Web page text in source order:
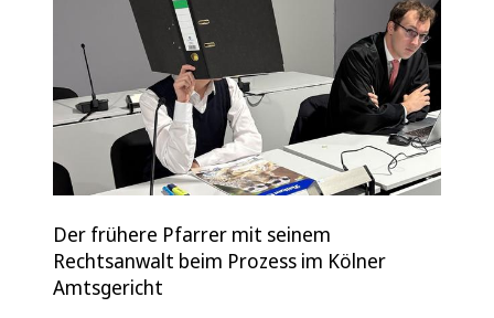
Der frühere Pfarrer mit seinem
Rechtsanwalt beim Prozess im Kölner
Amtsgericht